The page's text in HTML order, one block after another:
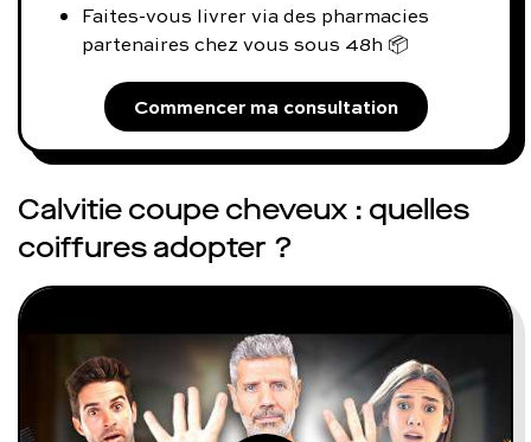
Faites-vous livrer via des pharmacies
partenaires chez vous sous 48h 📦
Commencer ma consultation
Calvitie coupe cheveux : quelles
coiffures adopter ?